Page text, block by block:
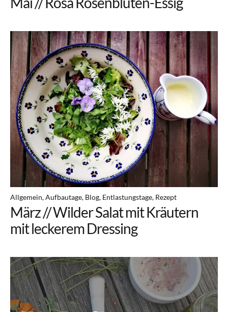
Allgemein Aufbautage Blog Entlastungstage Rezept
März // Wilder Salat mit Kräutern
mit leckerem Dressing